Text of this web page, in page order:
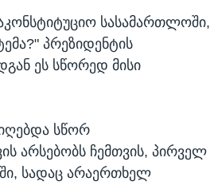
სასამართლოში,
პრეზიდენტის
ეს სწორედ მისი
სწორ
არსებობს ჩემთვის, პირველ
სადაც არაერთხელ